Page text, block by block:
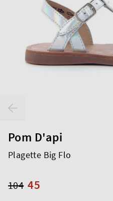
Pom D'api
Plagette Big Flo
45
104